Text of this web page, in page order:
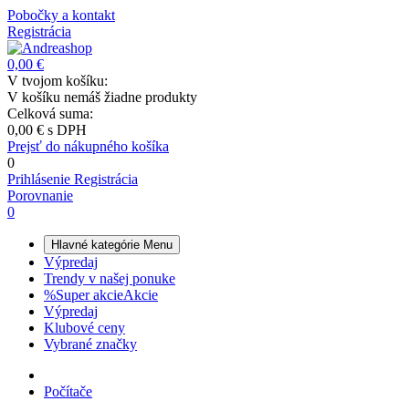
Pobočky a kontakt
Registrácia
0,00 €
V tvojom košíku:
V košíku nemáš žiadne produkty
Celková suma:
0,00 € s DPH
Prejsť do nákupného košíka
0
Prihlásenie Registrácia
Porovnanie
0
Hlavné kategórie Menu
Výpredaj
Trendy v našej ponuke
%Super akcieAkcie
Výpredaj
Klubové ceny
Vybrané značky
Počítače